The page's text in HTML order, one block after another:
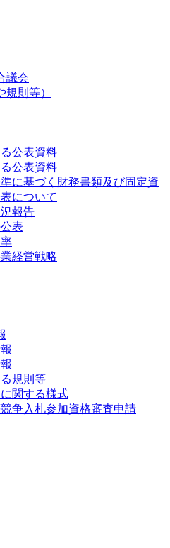
議会
則等）
公表資料
公表資料
に基づく財務書類及び固定資
について
報告
表
経営戦略
規則等
関する様式
争入札参加資格審査申請